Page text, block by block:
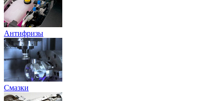
Антифризы
Смазки